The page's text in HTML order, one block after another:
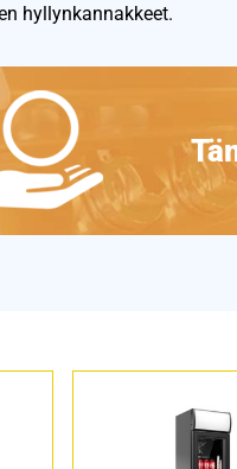
hyllynkannakkeet.